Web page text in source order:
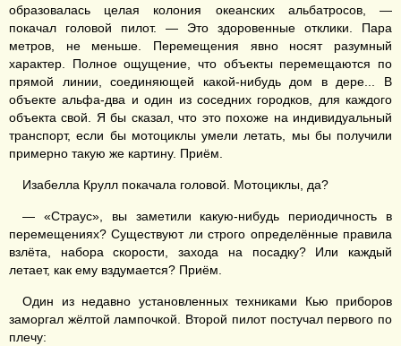
образовалась целая колония океанских альбатросов, —
покачал головой пилот. — Это здоровенные отклики. Пара
метров, не меньше. Перемещения явно носят разумный
характер. Полное ощущение, что объекты перемещаются по
прямой линии, соединяющей какой-нибудь дом в дере... В
объекте альфа-два и один из соседних городков, для каждого
объекта свой. Я бы сказал, что это похоже на индивидуальный
транспорт, если бы мотоциклы умели летать, мы бы получили
примерно такую же картину. Приём.
Изабелла Крулл покачала головой. Мотоциклы, да?
— «Страус», вы заметили какую-нибудь периодичность в
перемещениях? Существуют ли строго определённые правила
взлёта, набора скорости, захода на посадку? Или каждый
летает, как ему вздумается? Приём.
Один из недавно установленных техниками Кью приборов
заморгал жёлтой лампочкой. Второй пилот постучал первого по
плечу: